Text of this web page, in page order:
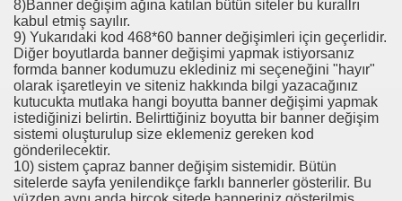
8)Banner değişim ağına katılan bütün siteler bu kurallrı
kabul etmiş sayılır.
9) Yukarıdaki kod 468*60 banner değişimleri için geçerlidir.
Diğer boyutlarda banner değişimi yapmak istiyorsanız
formda banner kodumuzu eklediniz mi seçeneğini "hayır"
olarak işaretleyin ve siteniz hakkında bilgi yazacağınız
kutucukta mutlaka hangi boyutta banner değişimi yapmak
istediğinizi belirtin. Belirttiğiniz boyutta bir banner değişim
sistemi oluşturulup size eklemeniz gereken kod
gönderilecektir.
10) sistem çapraz banner değişim sistemidir. Bütün
sitelerde sayfa yenilendikçe farklı bannerler gösterilir. Bu